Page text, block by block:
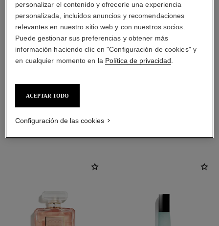
LA COMBINACIÓN PERFECTA
personalizar el contenido y ofrecerle una experiencia
personalizada, incluidos anuncios y recomendaciones
relevantes en nuestro sitio web y con nuestros socios.
Puede gestionar sus preferencias y obtener más
información haciendo clic en "Configuración de cookies" y
en cualquier momento en la Política de privacidad
ACEPTAR TODO
Configuración de las cookies